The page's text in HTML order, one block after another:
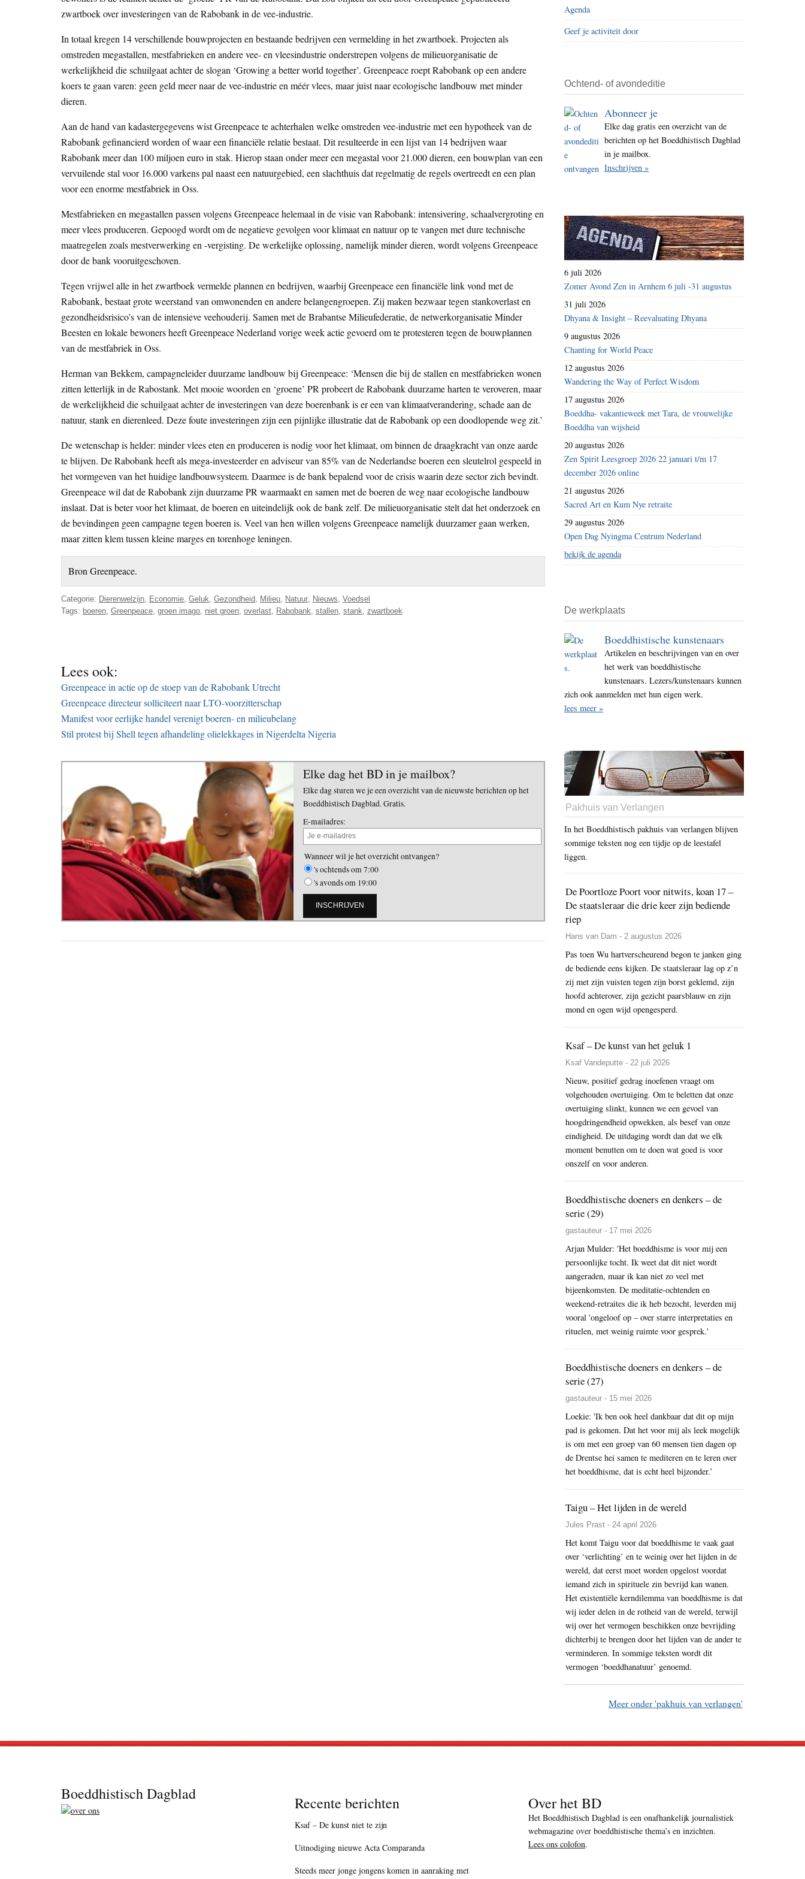
i
t
e
zwartboek over investeringen van de Rabobank in de vee-industrie.
In totaal kregen 14 verschillende bouwprojecten en bestaande bedrijven een vermelding in het zwartboek. Projecten als
omstreden megastallen, mestfabrieken en andere vee- en vleesindustrie onderstrepen volgens de milieuorganisatie de
werkelijkheid die schuilgaat achter de slogan ‘Growing a better world together’. Greenpeace roept Rabobank op een andere
koers te gaan varen: geen geld meer naar de vee-industrie en méér vlees, maar juist naar ecologische landbouw met minder
dieren.
Aan de hand van kadastergegevens wist Greenpeace te achterhalen welke omstreden vee-industrie met een hypotheek van de
Rabobank gefinancierd worden of waar een financiële relatie bestaat. Dit resulteerde in een lijst van 14 bedrijven waar
Rabobank meer dan 100 miljoen euro in stak. Hierop staan onder meer een megastal voor 21.000 dieren, een bouwplan van een
vervuilende stal voor 16.000 varkens pal naast een natuurgebied, een slachthuis dat regelmatig de regels overtreedt en een plan
voor een enorme mestfabriek in Oss.
Mestfabrieken en megastallen passen volgens Greenpeace helemaal in de visie van Rabobank: intensivering, schaalvergroting en
meer vlees produceren. Gepoogd wordt om de negatieve gevolgen voor klimaat en natuur op te vangen met dure technische
maatregelen zoals mestverwerking en -vergisting. De werkelijke oplossing, namelijk minder dieren, wordt volgens Greenpeace
door de bank vooruitgeschoven.
Tegen vrijwel alle in het zwartboek vermelde plannen en bedrijven, waarbij Greenpeace een financiële link vond met de
Rabobank, bestaat grote weerstand van omwonenden en andere belangengroepen. Zij maken bezwaar tegen stankoverlast en
gezondheidsrisico’s van de intensieve veehouderij. Samen met de Brabantse Milieufederatie, de netwerkorganisatie Minder
Beesten en lokale bewoners heeft Greenpeace Nederland vorige week actie gevoerd om te protesteren tegen de bouwplannen
van de mestfabriek in Oss.
Herman van Bekkem, campagneleider duurzame landbouw bij Greenpeace: ‘Mensen die bij de stallen en mestfabrieken wonen
zitten letterlijk in de Rabostank. Met mooie woorden en ‘groene’ PR probeert de Rabobank duurzame harten te veroveren, maar
de werkelijkheid die schuilgaat achter de investeringen van deze boerenbank is er een van klimaatverandering, schade aan de
natuur, stank en dierenleed. Deze foute investeringen zijn een pijnlijke illustratie dat de Rabobank op een doodlopende weg zit.’
De wetenschap is helder: minder vlees eten en produceren is nodig voor het klimaat, om binnen de draagkracht van onze aarde
te blijven. De Rabobank heeft als mega-investeerder en adviseur van 85% van de Nederlandse boeren een sleutelrol gespeeld in
het vormgeven van het huidige landbouwsysteem. Daarmee is de bank bepalend voor de crisis waarin deze sector zich bevindt.
Greenpeace wil dat de Rabobank zijn duurzame PR waarmaakt en samen met de boeren de weg naar ecologische landbouw
inslaat. Dat is beter voor het klimaat, de boeren en uiteindelijk ook de bank zelf. De milieuorganisatie stelt dat het onderzoek en
de bevindingen geen campagne tegen boeren is. Veel van hen willen volgens Greenpeace namelijk duurzamer gaan werken,
maar zitten klem tussen kleine marges en torenhoge leningen.
Bron Greenpeace.
Categorie: Dierenwelzijn Economie Geluk Gezondheid Milieu Natuur Nieuws Voedsel
Tags: boeren Greenpeace groen imago niet groen overlast Rabobank stallen stank zwartboek
Lees ook:
Greenpeace in actie op de stoep van de Rabobank Utrecht
Greenpeace directeur solliciteert naar LTO-voorzitterschap
Manifest voor eerlijke handel verenigt boeren- en milieubelang
Stil protest bij Shell tegen afhandeling olielekkages in Nigerdelta Nigeria
Elke dag het BD in je mailbox?
Elke dag sturen we je een overzicht van de nieuwste berichten op het
Boeddhistisch Dagblad. Gratis.
E-mailadres:
Wanneer wil je het overzicht ontvangen?
's ochtends om 7:00
's avonds om 19:00
Agenda
Geef je activiteit door
Ochtend- of avondeditie
Abonneer je
Elke dag gratis een overzicht van de
berichten op het Boeddhistisch Dagblad
in je mailbox.
Inschrijven »
6 juli 2026
Zomer Avond Zen in Arnhem 6 juli -31 augustus
31 juli 2026
Dhyana & Insight – Reevaluating Dhyana
9 augustus 2026
Chanting for World Peace
12 augustus 2026
Wandering the Way of Perfect Wisdom
17 augustus 2026
Boeddha- vakantieweek met Tara, de vrouwelijke
Boeddha van wijsheid
20 augustus 2026
Zen Spirit Leesgroep 2026 22 januari t/m 17
december 2026 online
21 augustus 2026
Sacred Art en Kum Nye retraite
29 augustus 2026
Open Dag Nyingma Centrum Nederland
bekijk de agenda
De werkplaats
Boeddhistische kunstenaars
Artikelen en beschrijvingen van en over
het werk van boeddhistische
kunstenaars. Lezers/kunstenaars kunnen
zich ook aanmelden met hun eigen werk.
lees meer »
Pakhuis van Verlangen
In het Boeddhistisch pakhuis van verlangen blijven
sommige teksten nog een tijdje op de leestafel
liggen.
De Poortloze Poort voor nitwits, koan 17 –
De staatsleraar die drie keer zijn bediende
riep
Hans van Dam - 2 augustus 2026
Pas toen Wu hartverscheurend begon te janken ging
de bediende eens kijken. De staatsleraar lag op z’n
zij met zijn vuisten tegen zijn borst geklemd, zijn
hoofd achterover, zijn gezicht paarsblauw en zijn
mond en ogen wijd opengesperd.
Ksaf – De kunst van het geluk 1
Ksaf Vandeputte - 22 juli 2026
Nieuw, positief gedrag inoefenen vraagt om
volgehouden overtuiging. Om te beletten dat onze
overtuiging slinkt, kunnen we een gevoel van
hoogdringendheid opwekken, als besef van onze
eindigheid. De uitdaging wordt dan dat we elk
moment benutten om te doen wat goed is voor
onszelf en voor anderen.
Boeddhistische doeners en denkers – de
serie (29)
gastauteur - 17 mei 2026
Arjan Mulder: 'Het boeddhisme is voor mij een
persoonlijke tocht. Ik weet dat dit niet wordt
aangeraden, maar ik kan niet zo veel met
bijeenkomsten. De meditatie-ochtenden en
weekend-retraites die ik heb bezocht, leverden mij
vooral 'ongeloof op – over starre interpretaties en
rituelen, met weinig ruimte voor gesprek.'
Boeddhistische doeners en denkers – de
serie (27)
gastauteur - 15 mei 2026
Loekie: 'Ik ben ook heel dankbaar dat dit op mijn
pad is gekomen. Dat het voor mij als leek mogelijk
is om met een groep van 60 mensen tien dagen op
de Drentse hei samen te mediteren en te leren over
het boeddhisme, dat is echt heel bijzonder.’
Taigu – Het lijden in de wereld
Jules Prast - 24 april 2026
Het komt Taigu voor dat boeddhisme te vaak gaat
over ‘verlichting’ en te weinig over het lijden in de
wereld, dat eerst moet worden opgelost voordat
iemand zich in spirituele zin bevrijd kan wanen.
Het existentiële kerndilemma van boeddhisme is dat
wij ieder delen in de rotheid van de wereld, terwijl
wij over het vermogen beschikken onze bevrijding
dichterbij te brengen door het lijden van de ander te
verminderen. In sommige teksten wordt dit
vermogen ‘boeddhanatuur’ genoemd.
Meer onder 'pakhuis van verlangen'
Boeddhistisch Dagblad Recente berichten
Ksaf – De kunst niet te zijn
Uitnodiging nieuwe Acta Comparanda
Steeds meer jonge jongens komen in aanraking met
Over het BD
Het Boeddhistisch Dagblad is een onafhankelijk journalistiek
webmagazine over boeddhistische thema’s en inzichten.
Lees ons colofon.